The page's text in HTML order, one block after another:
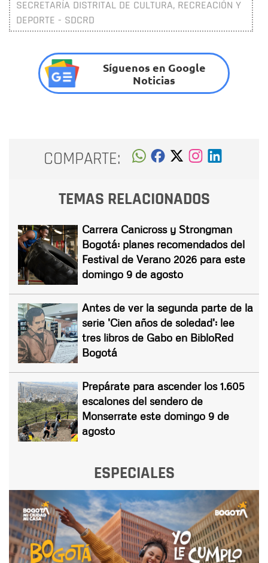
SECRETARÍA DISTRITAL DE CULTURA, RECREACIÓN Y
DEPORTE - SDCRD
Síguenos en Google
Noticias
COMPARTE:
TEMAS RELACIONADOS
Carrera Canicross y Strongman
Bogotá: planes recomendados del
Festival de Verano 2026 para este
domingo 9 de agosto
Antes de ver la segunda parte de la
serie 'Cien años de soledad': lee
tres libros de Gabo en BibloRed
Bogotá
Prepárate para ascender los 1.605
escalones del sendero de
Monserrate este domingo 9 de
agosto
ESPECIALES